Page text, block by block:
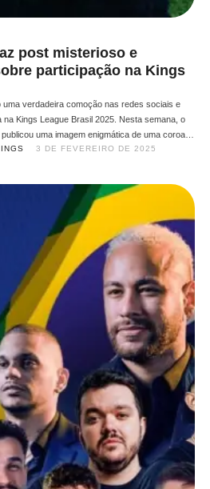
post misterioso e
participação na Kings
verdadeira comoção nas redes sociais e
Kings League Brasil 2025. Nesta semana, o
uma imagem enigmática de uma coroa,
uma onda de especulações e aumentou os
3 DE FEVEREIRO DE 2025